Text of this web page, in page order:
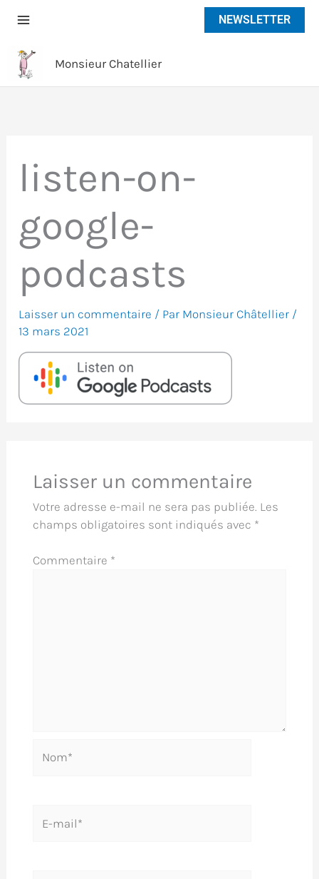
NEWSLETTER
Monsieur Chatellier
listen-on-
google-
podcasts
Laisser un commentaire / Par Monsieur Châtellier /
13 mars 2021
Laisser un commentaire
Votre adresse e-mail ne sera pas publiée. Les
champs obligatoires sont indiqués avec *
Commentaire *
mail*